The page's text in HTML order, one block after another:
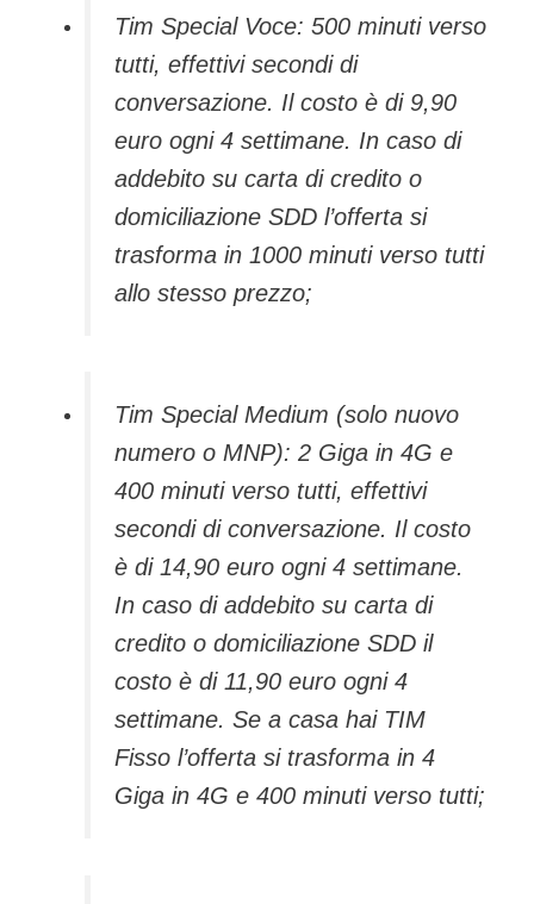
Tim Special Voce: 500 minuti verso
tutti, effettivi secondi di
conversazione. Il costo è di 9,90
euro ogni 4 settimane. In caso di
addebito su carta di credito o
domiciliazione SDD l’offerta si
trasforma in 1000 minuti verso tutti
allo stesso prezzo;
Tim Special Medium (solo nuovo
numero o MNP): 2 Giga in 4G e
400 minuti verso tutti, effettivi
secondi di conversazione. Il costo
è di 14,90 euro ogni 4 settimane.
In caso di addebito su carta di
credito o domiciliazione SDD il
costo è di 11,90 euro ogni 4
settimane. Se a casa hai TIM
Fisso l’offerta si trasforma in 4
Giga in 4G e 400 minuti verso tutti;